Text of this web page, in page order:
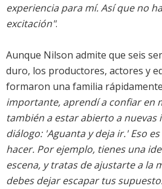
experiencia para mí. Así que no
excitación".
Aunque Nilson admite que seis
duro, los productores, actores y
formaron una familia
importante, aprendí a confiar en
también a estar abierto a nuevas
diálogo: 'Aguanta y deja ir.' Eso
hacer. Por ejemplo, tienes una
escena, y tratas de ajustarte a la
debes dejar escapar tus